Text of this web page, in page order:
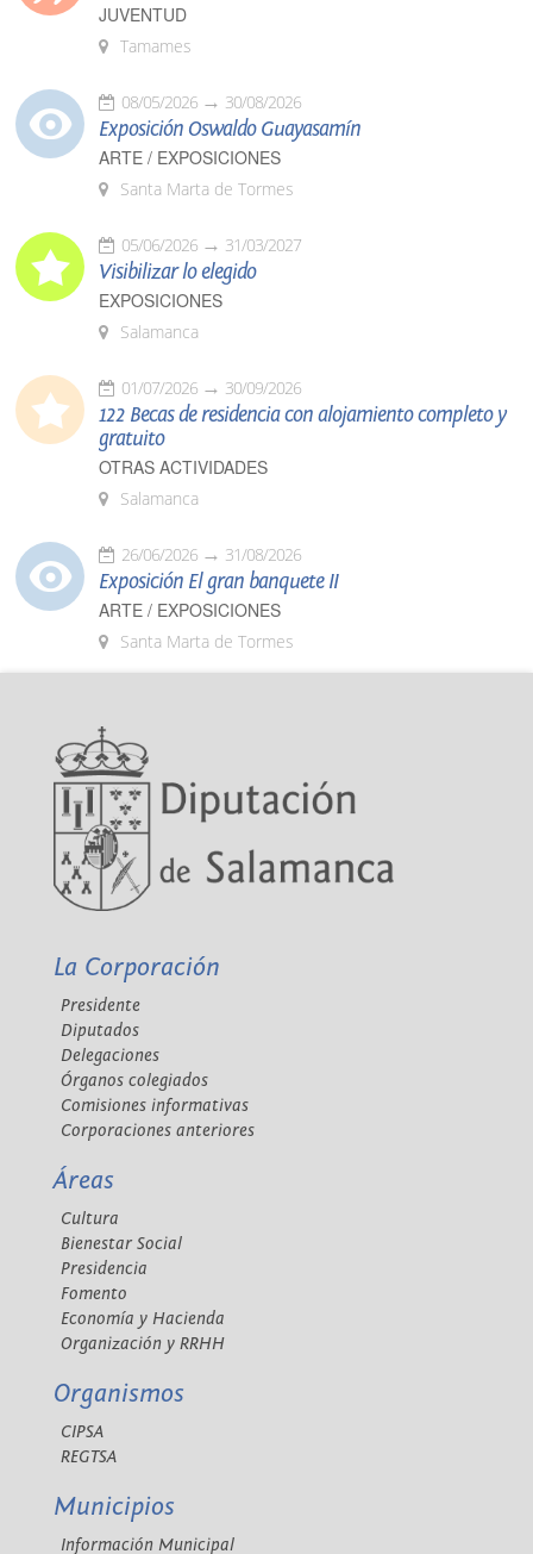
JUVENTUD
Tamames
08/05/2026 30/08/2026
Exposición Oswaldo Guayasamín
ARTE / EXPOSICIONES
Santa Marta de Tormes
05/06/2026 31/03/2027
Visibilizar lo elegido
EXPOSICIONES
Salamanca
01/07/2026 30/09/2026
122 Becas de residencia con alojamiento completo y
gratuito
OTRAS ACTIVIDADES
Salamanca
26/06/2026 31/08/2026
Exposición El gran banquete II
ARTE / EXPOSICIONES
Santa Marta de Tormes
La Corporación
Presidente
Diputados
Delegaciones
Órganos colegiados
Comisiones informativas
Corporaciones anteriores
Áreas
Cultura
Bienestar Social
Presidencia
Fomento
Economía y Hacienda
Organización y RRHH
Organismos
CIPSA
REGTSA
Municipios
Información Municipal